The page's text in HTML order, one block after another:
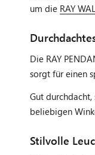
um die RAY
Die RAY
sorgt für einen
Gut
beliebigen
Stilvolle